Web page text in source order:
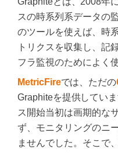
スの時系列系データの
のツールを使えば、時
トリクスを収集し、記
フラ監視のためによく
MetricFireでは、ただの
Graphiteを提供してい
ス開始当初は画期的な
ず、モニタリングのニ
ませんでした。そこで